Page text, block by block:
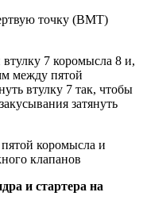
точку (ВМТ)
7 коромысла 8 и,
между пятой
втулку 7 так, чтобы
затянуть
коромысла и
клапанов
и стартера на